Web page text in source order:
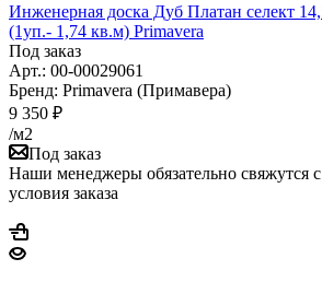
Инженерная доска Дуб Платан селект
(1уп.- 1,74 кв.м) Primavera
Под заказ
Арт.: 00-00029061
Бренд: Primavera (Примавера)
9 350 ₽
/м2
Под заказ
Наши менеджеры обязательно свяжутся
условия заказа